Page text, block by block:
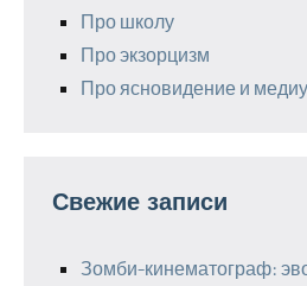
Про школу
Про экзорцизм
Про ясновидение и
Свежие записи
Зомби-кинематограф: